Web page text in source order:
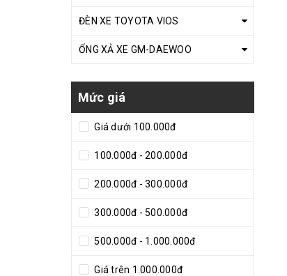
ĐÈN XE TOYOTA VIOS
ỐNG XẢ XE GM-DAEWOO
Mức giá
Giá dưới 100.000đ
100.000đ - 200.000đ
200.000đ - 300.000đ
300.000đ - 500.000đ
500.000đ - 1.000.000đ
Giá trên 1.000.000đ